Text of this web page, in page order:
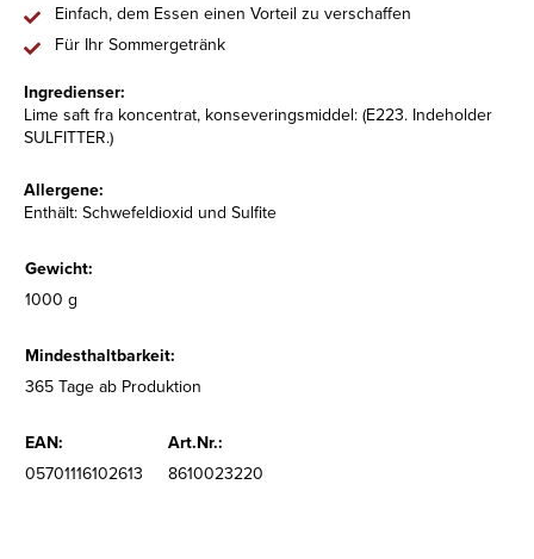
Einfach, dem Essen einen Vorteil zu verschaffen
Für Ihr Sommergetränk
Ingredienser:
Lime saft fra koncentrat, konseveringsmiddel: (E223. Indeholder
SULFITTER.)
Allergene:
Enthält: Schwefeldioxid und Sulfite
Gewicht:
1000 g
Mindesthaltbarkeit:
365 Tage ab Produktion
EAN:
Art.Nr.:
05701116102613
8610023220